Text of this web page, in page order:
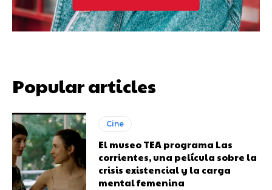
Popular articles
Cine
El museo TEA programa Las
corrientes, una película sobre la
crisis existencial y la carga
mental femenina